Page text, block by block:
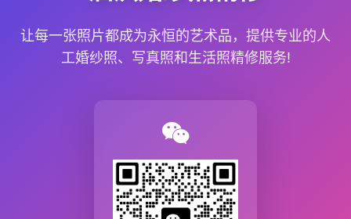
让每一张照片都成为永恒的艺术品，提供专业的人
工婚纱照、写真照和生活照精修服务!